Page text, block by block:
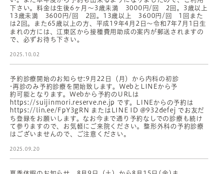
下さい。料金は生後6ヶ月〜3歳未満 3000円/回 2回。3歳以上
13歳未満 3600円/回 2回。13歳以上 3600円/回 1回また
は2回。また65歳以上の方、平成19年4月2日〜令和7年7月1日生
まれの方には、江東区から接種費用助成の案内が郵送されますの
で、必ずお待ち下さい。
2025.10.02
予約診療開始のお知らせ:9月22日（月）から内科の初診
•再診のみ予約診療を開始致します。WebとLINEから予
約可能となります。Webから予約のURLは
https://suijinmori.reserve.ne.jp です。LINEからの予約は
https://lin.ee/FpY3gRN またはLINE ID @932defej でお友だ
ち登録をお願いします。なお今まで通り予約なしでの診療も続け
て参りますので、お気軽にご来院ください。整形外科の予約診療
はございませんので、ご注意ください。
2025.09.20